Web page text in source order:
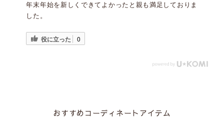
年末年始を新しくできてよかったと親も満足しておりま
した。
役に立った 0
おすすめコーディネートアイテム